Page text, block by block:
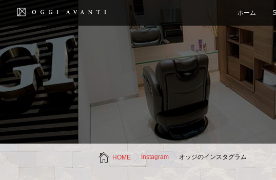
ホーム
HOME Instagram オッジのインスタグラム